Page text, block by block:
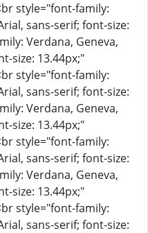
style="font-family:
sans-serif; font-size:
Verdana, Geneva,
size: 13.44px;"
style="font-family:
sans-serif; font-size:
Verdana, Geneva,
size: 13.44px;"
style="font-family:
sans-serif; font-size:
Verdana, Geneva,
size: 13.44px;"
style="font-family:
sans-serif; font-size: